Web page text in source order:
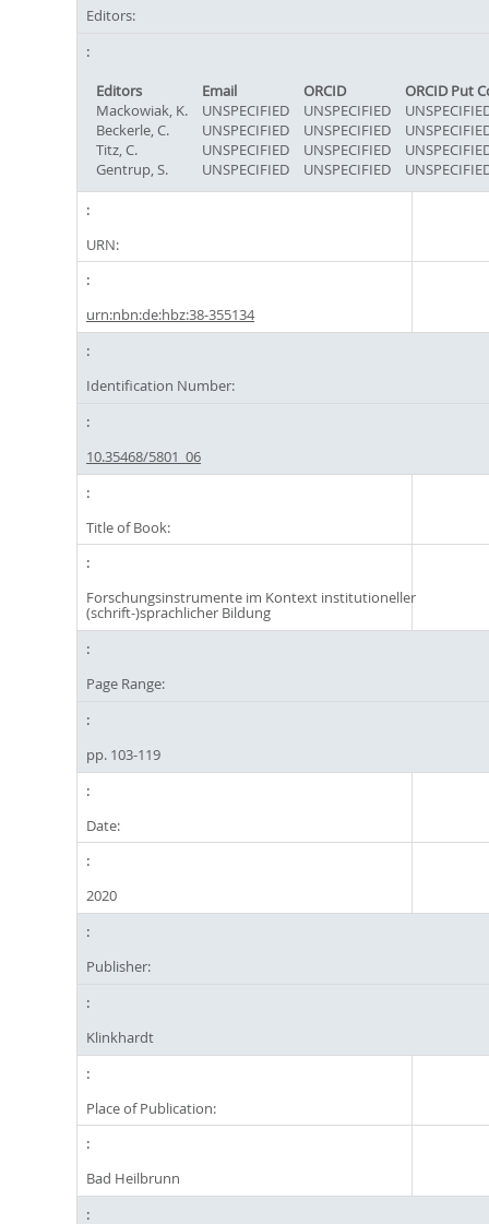
Editors:
Editors Email ORCID
ORCID Put
Mackowiak, K.
UNSPECIFIED UNSPECIFIED
Beckerle, C.
UNSPECIFIED UNSPECIFIED
Titz, C.
UNSPECIFIED UNSPECIFIED
Gentrup, S.
UNSPECIFIED UNSPECIFIED
URN:
urn:nbn:de:hbz:38-355134
Identification Number:
10.35468/5801_06
Title of Book:
Forschungsinstrumente im Kontext institutioneller
(schrift-)sprachlicher Bildung
Page Range:
pp. 103-119
Date:
2020
Publisher:
Klinkhardt
Place of Publication:
Bad Heilbrunn